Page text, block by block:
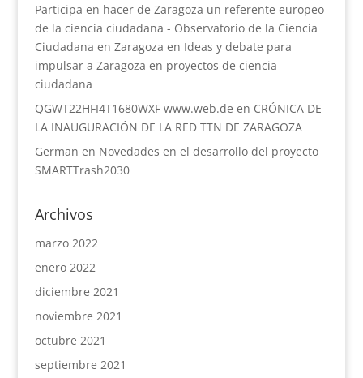
Participa en hacer de Zaragoza un referente europeo
de la ciencia ciudadana - Observatorio de la Ciencia
Ciudadana en Zaragoza en Ideas y debate para
impulsar a Zaragoza en proyectos de ciencia
ciudadana
QGWT22HFI4T1680WXF www.web.de en CRÓNICA DE
LA INAUGURACIÓN DE LA RED TTN DE ZARAGOZA
German en Novedades en el desarrollo del proyecto
SMARTTrash2030
Archivos
marzo 2022
enero 2022
diciembre 2021
noviembre 2021
octubre 2021
septiembre 2021